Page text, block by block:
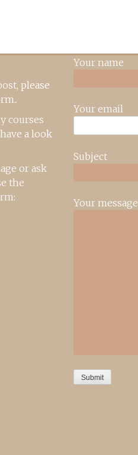
please
..
courses
have a look
or ask
the
Your name
Your email
Subject
Your message